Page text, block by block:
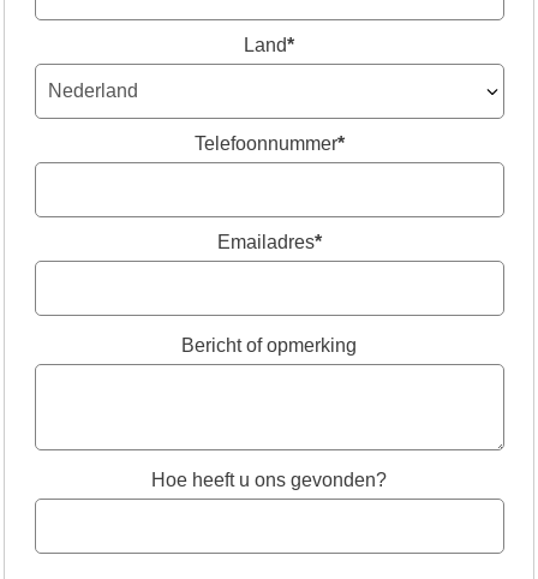
Land*
Telefoonnummer*
Emailadres*
Bericht of opmerking
Hoe heeft u ons gevonden?